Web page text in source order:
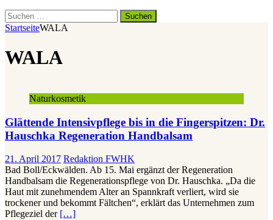
Suchen
nach:
StartseiteWALA
WALA
Naturkosmetik
Glättende Intensivpflege bis in die Fingerspitzen: Dr.
Hauschka Regeneration Handbalsam
21. April 2017 Redaktion FWHK
Bad Boll/Eckwälden. Ab 15. Mai ergänzt der Regeneration
Handbalsam die Regenerationspflege von Dr. Hauschka. „Da die
Haut mit zunehmendem Alter an Spannkraft verliert, wird sie
trockener und bekommt Fältchen“, erklärt das Unternehmen zum
Pflegeziel der […]